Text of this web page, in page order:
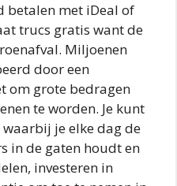
betalen met iDeal of
trucs gratis want de
Miljoenen
door een
om grote bedragen
te worden. Je kunt
je elke dag de
in de gaten houdt en
investeren in